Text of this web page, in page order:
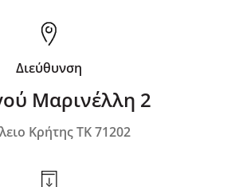
Διεύθυνση
Μαρινέλλη 2
Κρήτης ΤΚ 71202